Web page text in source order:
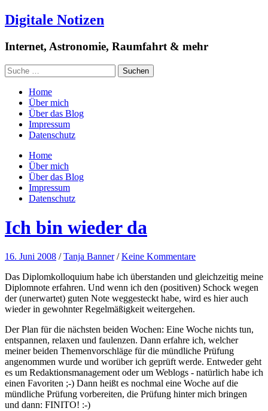
Digitale Notizen
Internet, Astronomie, Raumfahrt & mehr
Home
Über mich
Über das Blog
Impressum
Datenschutz
Home
Über mich
Über das Blog
Impressum
Datenschutz
Ich bin wieder da
16. Juni 2008 /Tanja Banner /Keine Kommentare
Das Diplomkolloquium habe ich überstanden und gleichzeitig meine
Diplomnote erfahren. Und wenn ich den (positiven) Schock wegen
der (unerwartet) guten Note weggesteckt habe, wird es hier auch
wieder in gewohnter Regelmäßigkeit weitergehen.
Der Plan für die nächsten beiden Wochen: Eine Woche nichts tun,
entspannen, relaxen und faulenzen. Dann erfahre ich, welcher
meiner beiden Themenvorschläge für die mündliche Prüfung
angenommen wurde und worüber ich geprüft werde. Entweder geht
es um Redaktionsmanagement oder um Weblogs - natürlich habe ich
einen Favoriten ;-) Dann heißt es nochmal eine Woche auf die
mündliche Prüfung vorbereiten, die Prüfung hinter mich bringen
und dann: FINITO! :-)